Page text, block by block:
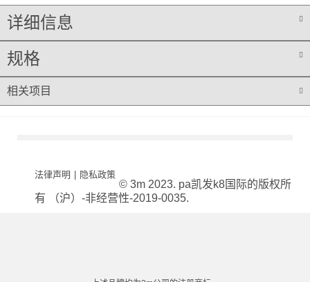
详细信息
规格
相关项目
法律声明 | 隐私政策
© 3m 2023. pa凯发k8国际的版权所
有 （沪）-非经营性-2019-0035.